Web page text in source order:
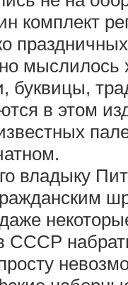
комплект
мыслилось
буквицы,
в этом
владыку
СССР